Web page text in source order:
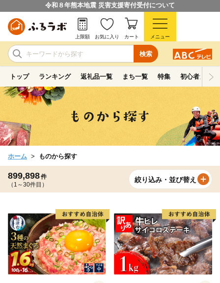
令和８年熊本地震 災害支援寄付受付について
検索
上限額 お気に入り カート メニュー
トップ ランキング 返礼品一覧 まち一覧 特集 初心者ガイド
ホーム ものから探す
899,898件
（1～30件目）
絞り込み・並び替え